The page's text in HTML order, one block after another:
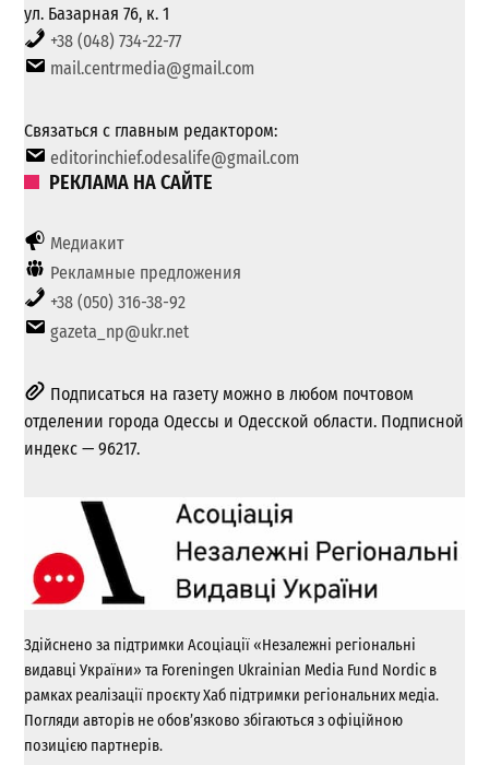
ул. Базарная 76, к. 1
+38 (048) 734-22-77
mail.centrmedia@gmail.com
Связаться с главным редактором:
editorinchief.odesalife@gmail.com
РЕКЛАМА НА САЙТЕ
Медиакит
Рекламные предложения
+38 (050) 316-38-92
gazeta_np@ukr.net
Подписаться на газету можно в любом почтовом
отделении города Одессы и Одесской области. Подписной
индекс — 96217.
Здійснено за підтримки Асоціації «Незалежні регіональні
видавці України» та Foreningen Ukrainian Media Fund Nordic в
рамках реалізації проєкту Хаб підтримки регіональних медіа.
Погляди авторів не обов’язково збігаються з офіційною
позицією партнерів.